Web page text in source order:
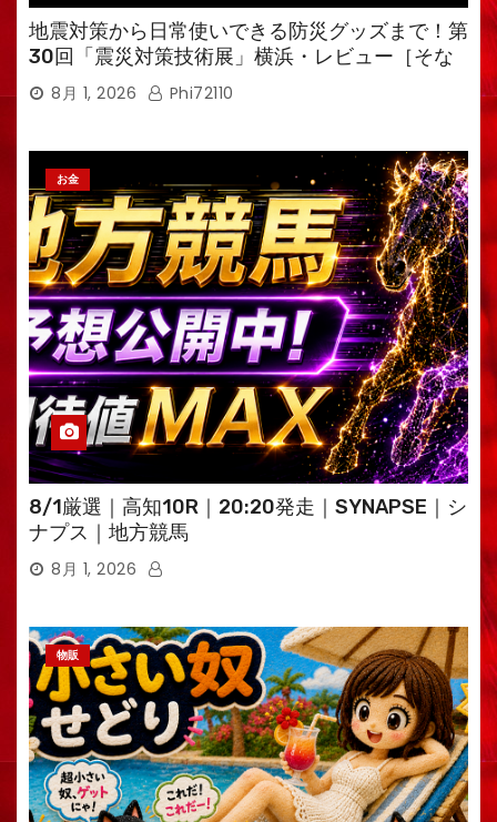
地震対策から日常使いできる防災グッズまで！第
30回「震災対策技術展」横浜・レビュー［そな
えるTV・高荷智也］
8月 1, 2026 Phi72110
お金
8/1厳選｜高知10R｜20:20発走｜SYNAPSE｜シ
ナプス｜地方競馬
8月 1, 2026
物販